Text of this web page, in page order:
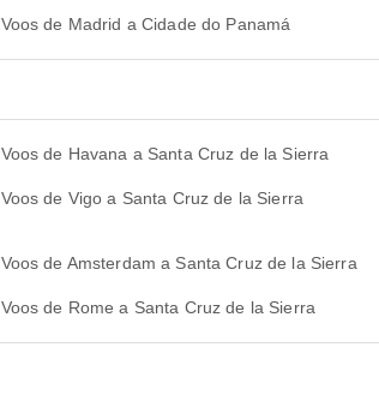
Voos de Madrid a Cidade do Panamá
Voos de Havana a Santa Cruz de la Sierra
Voos de Vigo a Santa Cruz de la Sierra
Voos de Amsterdam a Santa Cruz de la Sierra
Voos de Rome a Santa Cruz de la Sierra